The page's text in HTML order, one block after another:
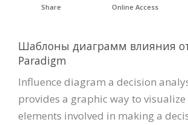
Share Online Access
Шаблоны диаграмм влияния
Paradigm
Influence diagram a decision
provides a graphic way to visualize
elements involved in making a